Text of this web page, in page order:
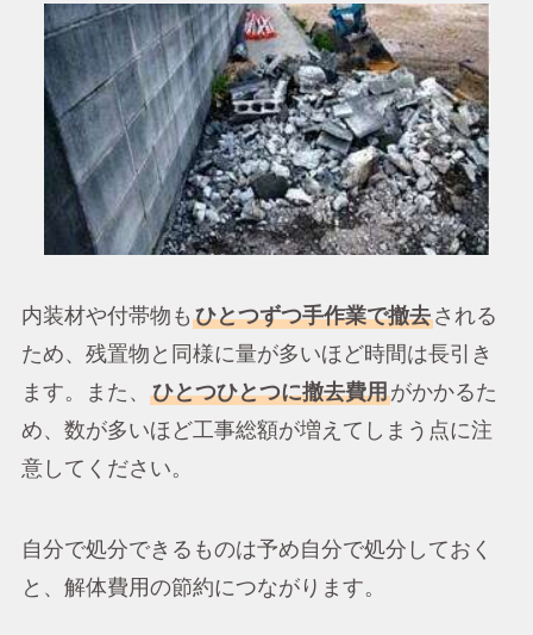
内装材や付帯物も ひとつずつ手作業で撤去される
ため、残置物と同様に量が多いほど時間は長引き
ます。また、
ひとつひとつに撤去費用がかかるた
め、数が多いほど工事総額が増えてしまう点に注
意してください。
自分で処分できるものは予め自分で処分しておく
と、解体費用の節約につながります。